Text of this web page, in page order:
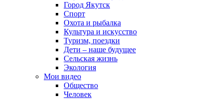
Город Якутск
Спорт
Охота и рыбалка
Культура и искусство
Туризм, поездки
Дети – наше будущее
Сельская жизнь
Экология
Мои видео
Общество
Человек